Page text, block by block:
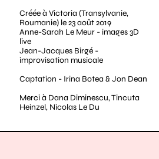
Créée à Victoria (Transylvanie,
Roumanie) le 23 août 2019
Anne-Sarah Le Meur - images 3D
live
Jean-Jacques Birgé -
improvisation musicale
Captation - Irina Botea & Jon Dean
Merci à Dana Diminescu, Tincuta
Heinzel, Nicolas Le Du